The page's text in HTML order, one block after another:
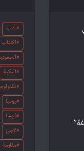
أدب
اكتئاب
النكبة
روسيا
فرنسا
لاجئ
مقاومة